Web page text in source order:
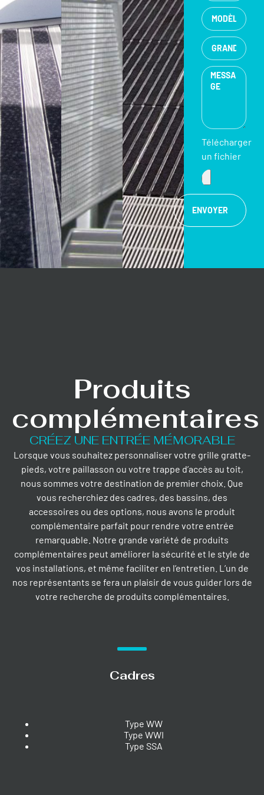
Télécharger
un fichier
ENVOYER
Produits
complémentaires
CRÉEZ UNE ENTRÉE MÉMORABLE
Lorsque vous souhaitez personnaliser votre grille gratte-
pieds, votre paillasson ou votre trappe d’accès au toit,
nous sommes votre destination de premier choix. Que
vous recherchiez des cadres, des bassins, des
accessoires ou des options, nous avons le produit
complémentaire parfait pour rendre votre entrée
remarquable. Notre grande variété de produits
complémentaires peut améliorer la sécurité et le style de
vos installations, et même faciliter en l’entretien. L’un de
nos représentants se fera un plaisir de vous guider lors de
votre recherche de produits complémentaires.
Cadres
Type WW
Type WWI
Type SSA